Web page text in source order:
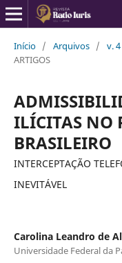
Início / Arquivos / v.
ARTIGOS
ILÍCITAS NO
BRASILEIRO
INTERCEPTAÇÃO
INEVITÁVEL
Carolina Leandro de
Universidade Federal da